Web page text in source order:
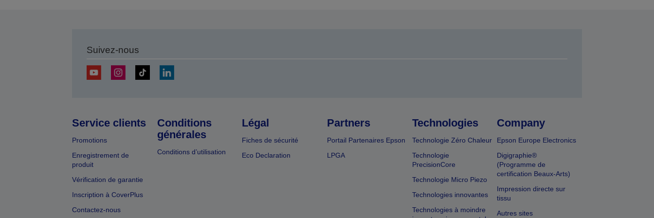
Suivez-nous
Service clients
Promotions
Enregistrement de
produit
Vérification de garantie
Inscription à CoverPlus
Contactez-nous
Conditions
générales
Conditions d’utilisation
Légal
Fiches de sécurité
Eco Declaration
Partners
Portail Partenaires Epson
LPGA
Technologies
Technologie Zéro Chaleur
Technologie
PrecisionCore
Technologie Micro Piezo
Technologies innovantes
Technologies à moindre
Company
Epson Europe Electronics
Digigraphie®
(Programme de
certification Beaux-Arts)
Impression directe sur
tissu
Autres sites